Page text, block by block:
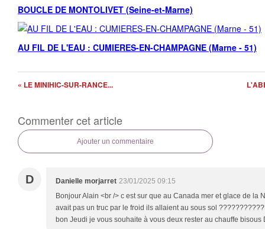
BOUCLE DE MONTOLIVET (Seine-et-Marne)
AU FIL DE L'EAU : CUMIERES-EN-CHAMPAGNE (Marne - 51)
« LE MINIHIC-SUR-RANCE...
Commenter cet article
Ajouter un commentaire
D Danielle morjarret 23/01/2025 09:15
Bonjour Alain <br /> c est sur que au Canada mer et glace de la
avait pas un truc par le froid ils allaient au sous sol
bon Jeudi je vous souhaite à vous deux rester au chauffe bisous